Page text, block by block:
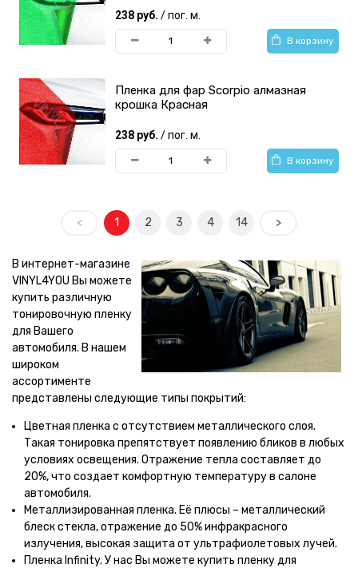
238 руб. / пог. м.
В корзину
Пленка для фар Scorpio алмазная
крошка Красная
238 руб. / пог. м.
В корзину
< 1 2 3 4 14 >
В интернет-магазине
VINYL4YOU Вы можете
купить различную
тонировочную пленку
для Вашего
автомобиля. В нашем
широком
ассортименте
представлены следующие типы покрытий:
Цветная пленка с отсутствием металлического слоя.
Такая тонировка препятствует появлению бликов в любых
условиях освещения. Отражение тепла составляет до
20%, что создает комфортную температуру в салоне
автомобиля.
Металлизированная пленка. Её плюсы – металлический
блеск стекла, отражение до 50% инфракрасного
излучения, высокая защита от ультрафиолетовых лучей.
Пленка Infinity. У нас Вы можете купить пленку для